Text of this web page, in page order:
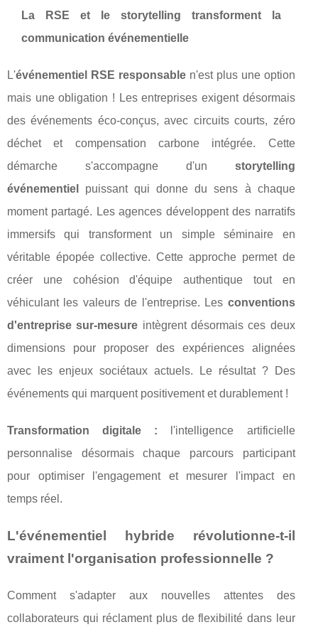
La RSE et le storytelling transforment la
communication événementielle
L'événementiel RSE responsablen'est plus une option
mais une obligation ! Les entreprises exigent désormais
des événements éco-conçus, avec circuits courts, zéro
déchet et compensation carbone intégrée. Cette
démarche s'accompagne d'un storytelling
événementiel
puissant qui donne du sens à chaque
moment partagé. Les agences développent des narratifs
immersifs qui transforment un simple séminaire en
véritable épopée collective. Cette approche permet de
créer une cohésion d'équipe authentique tout en
véhiculant les valeurs de l'entreprise. Les conventions
d'entreprise sur-mesure intègrent désormais ces deux
dimensions pour proposer des expériences alignées
avec les enjeux sociétaux actuels. Le résultat ? Des
événements qui marquent positivement et durablement !
Transformation digitale : l'intelligence artificielle
personnalise désormais chaque parcours participant
pour optimiser l'engagement et mesurer l'impact en
temps réel.
L'événementiel hybride révolutionne-t-il
vraiment l'organisation professionnelle ?
Comment s'adapter aux nouvelles attentes des
collaborateurs qui réclament plus de flexibilité dans leur